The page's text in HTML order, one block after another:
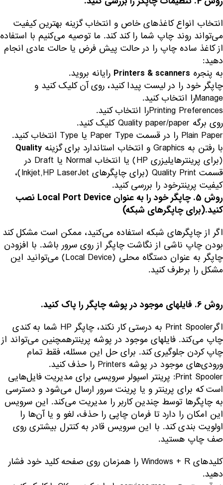
انتخاب انواع کاغذ‌های خاص و انتخاب گزینه بهترین کیفیت
می‌تواند روند چاپ شما را کند کند. ما توصیه می‌کنیم با استفاده
از کاغذ ساده چاپ را در حالت پیش فرض یا حالت عادی انجام
دهید:
به پنجره Printers & scanners رایانه بروید.
چاپگر خود را در لیست پیدا کنید، روی آن کلیک کنید و
Manageرا انتخاب کنید.
Printing Preferencesرا انتخاب کنید.
روی برگه Quality paper/paper کلیک کنید.
Plain Paper را در قسمت Paper Type یا Type انتخاب کنید.
با رفتن به Graphics و انتخاب استاندارد برای گزینه
Quality
(برای پرینترهایلیزری HP) یا انتخاب Normal یا Draft در
قسمت Quality Print (برای چاپگرهای Inkjet,HP LaserJet)،
کیفیت پرینترخود را بررسی کنید.
روش 5.
چاپگر خود را به عنوان Local Port Device نصب
کنید.(برای چاپگر‌های شبکه)
اگر از چاپگر‌های شبکه استفاده می‌کنید، ممکن است مشکل کند
بودن چاپ ناشی از نگاشت چاپگر از روی سرور باشد. با افزودن
چاپگر به عنوان دستگاه محلی (Local Device) می‌توانید این
مشکل را برطرف کنید.
روش 6. فایلهای موجود در پوشه‌ چاپگر را پاک کنید.
اگرPrint Spooler به درستی کار نکند، چاپگر HP شما به کندی
چاپ می‌کند. فایلهای موجود در پوشه‌ پرینترهمچنین می‌تواند از
چاپ کردن جلوگیری کند. برای حل این مسئله، فقط تمام
ورودی‌های موجود در پوشه Printers را حذف کنید.
Print Spooler: پرینتر اسپولر سرویسی برای مدیریت فایل‌هایی
است که برای پرینتر و یا پرینت سرور ارسال می‌شود و دسترسی‌
به چاپگر‌ها توسط چندین کاربر را مدیریت می‌کند. این سرویس
این امکان را دارد تا فرمان چاپی را حذف، لغو و یا آن‌ها را
اولویت بندی کند. با این سرویس قادر به کنترل بیشتری روی
صف چاپ هستید.
کلید
‌های Windows + R را همزمان روی صفحه کلید خود فشار
دهید.